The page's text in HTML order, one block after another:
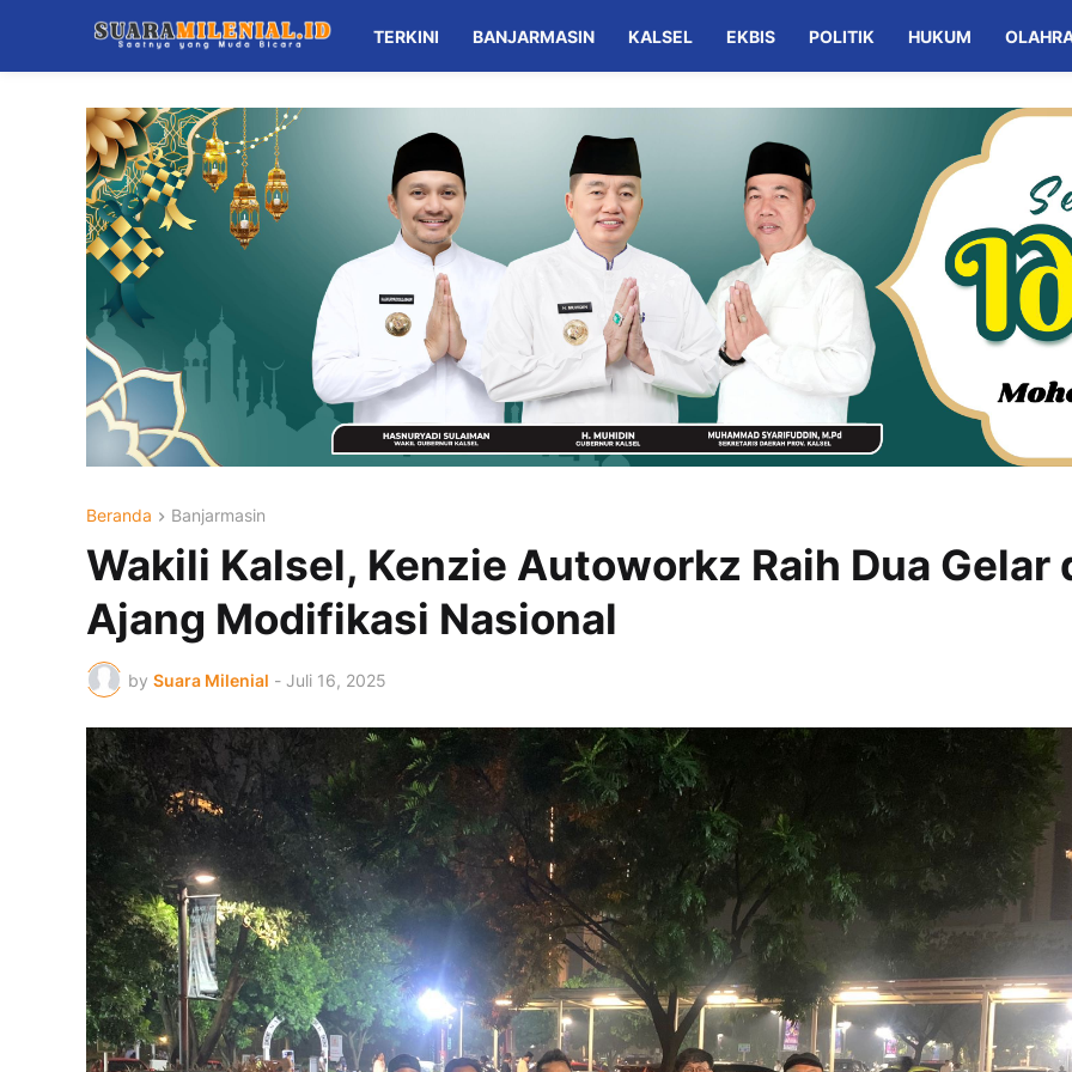
TERKINI BANJARMASIN KALSEL EKBIS POLITIK HUKUM
Beranda Banjarmasin
Wakili Kalsel, Kenzie Autoworkz Raih Dua Gelar
Ajang Modifikasi Nasional
by Suara Milenial - Juli 16, 2025